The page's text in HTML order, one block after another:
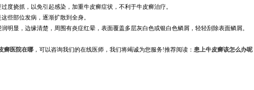
挠抓，以免引起感染，加重牛皮癣症状，不利于牛皮癣治疗。
些部位发病，逐渐扩散到全身。
显，边缘清楚，周围有炎症红晕，表面覆盖多层灰白色或银白色鳞屑，轻轻刮除表面鳞屑。
癣医院在哪 ，可以咨询我们的在线医师，我们将竭诚为您服务!推荐阅读： 患上牛皮癣该怎么办呢